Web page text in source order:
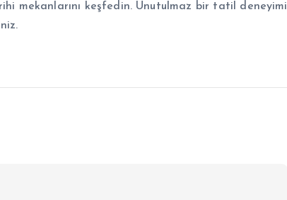
mekanlarını keşfedin. Unutulmaz bir tatil deneyimi